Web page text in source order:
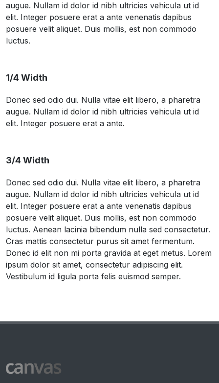
augue. Nullam id dolor id nibh ultricies vehicula ut id
elit. Integer posuere erat a ante venenatis dapibus
posuere velit aliquet. Duis mollis, est non commodo
luctus.
1/4 Width
Donec sed odio dui. Nulla vitae elit libero, a pharetra
augue. Nullam id dolor id nibh ultricies vehicula ut id
elit. Integer posuere erat a ante.
3/4 Width
Donec sed odio dui. Nulla vitae elit libero, a pharetra
augue. Nullam id dolor id nibh ultricies vehicula ut id
elit. Integer posuere erat a ante venenatis dapibus
posuere velit aliquet. Duis mollis, est non commodo
luctus. Aenean lacinia bibendum nulla sed consectetur.
Cras mattis consectetur purus sit amet fermentum.
Donec id elit non mi porta gravida at eget metus. Lorem
ipsum dolor sit amet, consectetur adipiscing elit.
Vestibulum id ligula porta felis euismod semper.